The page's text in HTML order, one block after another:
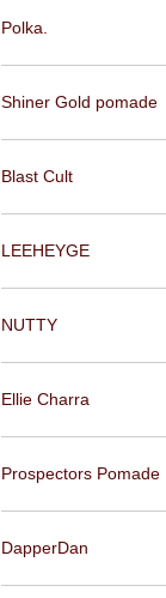
Polka.
Shiner Gold pomade
Blast Cult
LEEHEYGE
NUTTY
Ellie Charra
Prospectors Pomade
DapperDan